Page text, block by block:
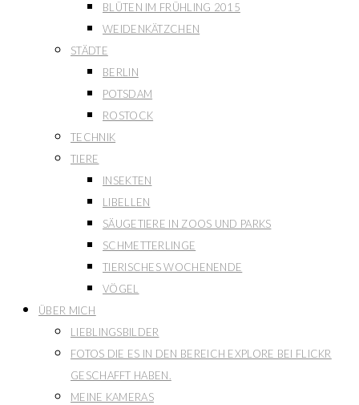
BLÜTEN IM FRÜHLING 2015
WEIDENKÄTZCHEN
STÄDTE
BERLIN
POTSDAM
ROSTOCK
TECHNIK
TIERE
INSEKTEN
LIBELLEN
SÄUGETIERE IN ZOOS UND PARKS
SCHMETTERLINGE
TIERISCHES WOCHENENDE
VÖGEL
ÜBER MICH
LIEBLINGSBILDER
FOTOS DIE ES IN DEN BEREICH EXPLORE BEI FLICKR
GESCHAFFT HABEN.
MEINE KAMERAS